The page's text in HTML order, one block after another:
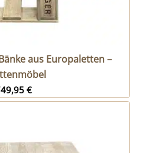
aus Europaletten –
€